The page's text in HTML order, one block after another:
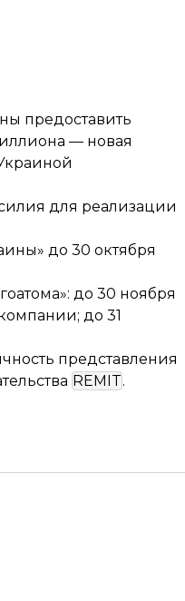
предоставить
— новая
для реализации
до 30 октября
до 30 ноября
до 31
представления
REMIT.